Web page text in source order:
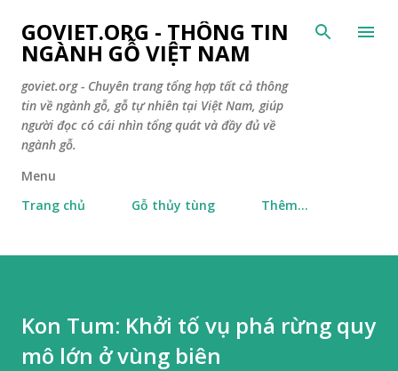
Chuyển đến nội dung chính
GOVIET.ORG - THÔNG TIN
NGÀNH GỖ VIỆT NAM
goviet.org - Chuyên trang tổng hợp tất cả thông
tin về ngành gỗ, gỗ tự nhiên tại Việt Nam, giúp
người đọc có cái nhìn tổng quát và đầy đủ về
ngành gỗ.
Menu
Trang chủ
Gỗ thủy tùng Thêm…
Kon Tum: Khởi tố vụ phá rừng quy
mô lớn ở vùng biên